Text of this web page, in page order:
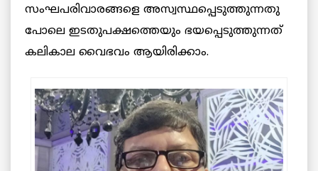
സംഘപരിവാരങ്ങളെ അസ്വസ്ഥപ്പെടുത്തുന്നതു
പോലെ ഇടതുപക്ഷത്തെയും ഭയപ്പെടുത്തുന്നത്
കലികാല വൈഭവം ആയിരിക്കാം.